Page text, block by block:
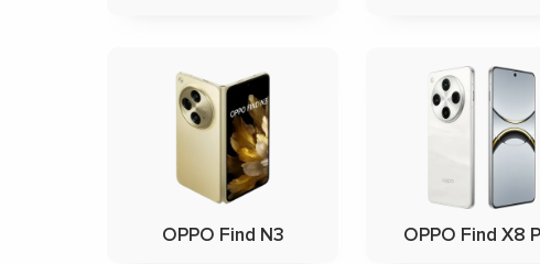
OPPO Find N3 OPPO Find X8